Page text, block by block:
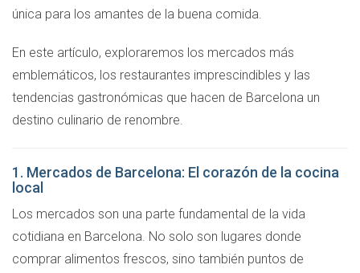
única para los amantes de la buena comida.
En este artículo, exploraremos los mercados más
emblemáticos, los restaurantes imprescindibles y las
tendencias gastronómicas que hacen de Barcelona un
destino culinario de renombre.
1. Mercados de Barcelona: El corazón de la cocina
local
Los mercados son una parte fundamental de la vida
cotidiana en Barcelona. No solo son lugares donde
comprar alimentos frescos, sino también puntos de